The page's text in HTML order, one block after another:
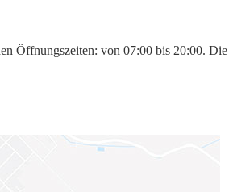
Öffnungszeiten: von 07:00 bis 20:00.